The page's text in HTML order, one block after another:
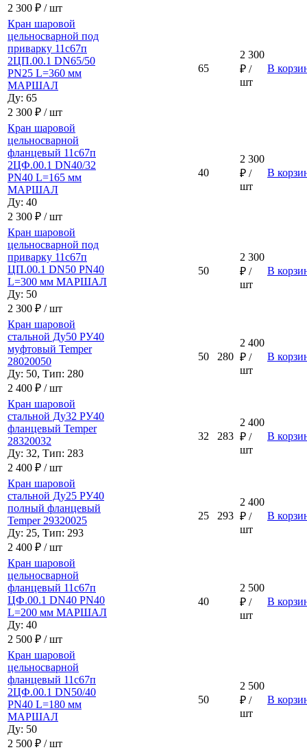
2 300 ₽ / шт
Кран шаровой
цельносварной под
приварку 11с67п
2ЦП.00.1 DN65/50
PN25 L=360 мм
МАРШАЛ
Ду: 65
2 300 ₽ / шт
65
2 300
₽ /
шт
В
Кран шаровой
цельносварной
фланцевый 11с67п
2ЦФ.00.1 DN40/32
PN40 L=165 мм
МАРШАЛ
Ду: 40
2 300 ₽ / шт
40
2 300
₽ /
шт
В
Кран шаровой
цельносварной под
приварку 11с67п
ЦП.00.1 DN50 PN40
L=300 мм МАРШАЛ
Ду: 50
2 300 ₽ / шт
50
2 300
₽ /
шт
В
Кран шаровой
стальной Ду50 РУ40
муфтовый Temper
28020050
Ду: 50, Тип: 280
2 400 ₽ / шт
50 280
2 400
₽ /
шт
В
Кран шаровой
стальной Ду32 РУ40
фланцевый Temper
28320032
Ду: 32, Тип: 283
2 400 ₽ / шт
32 283
2 400
₽ /
шт
В
Кран шаровой
стальной Ду25 РУ40
полный фланцевый
Temper 29320025
Ду: 25, Тип: 293
2 400 ₽ / шт
25 293
2 400
₽ /
шт
В
Кран шаровой
цельносварной
фланцевый 11с67п
ЦФ.00.1 DN40 PN40
L=200 мм МАРШАЛ
Ду: 40
2 500 ₽ / шт
40
2 500
₽ /
шт
В
Кран шаровой
цельносварной
фланцевый 11с67п
2ЦФ.00.1 DN50/40
PN40 L=180 мм
МАРШАЛ
Ду: 50
2 500 ₽ / шт
50
2 500
₽ /
шт
В